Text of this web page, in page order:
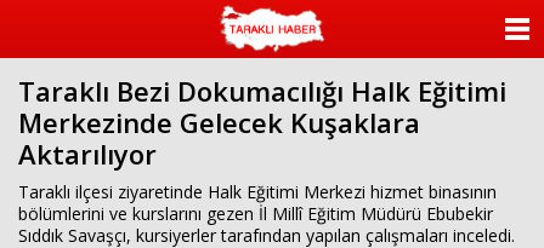
Taraklı Bezi Dokumacılığı Halk Eğitimi
Merkezinde Gelecek Kuşaklara
Aktarılıyor
Taraklı ilçesi ziyaretinde Halk Eğitimi Merkezi hizmet binasının
bölümlerini ve kurslarını gezen İl Millî Eğitim Müdürü Ebubekir
Sıddık Savaşçı, kursiyerler tarafından yapılan çalışmaları inceledi.
KATEGORİLER
ANKETLER